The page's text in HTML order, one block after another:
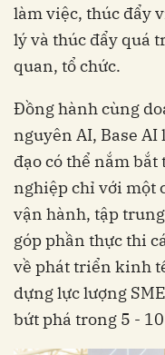
làm việc, thúc đẩy
lý và thúc đẩy quá
nguyên AI, ‏‏Base AI là giải pháp giúp các nhà lãnh
đạo có thể nắm
nghiệp chỉ với một
vận hành, tập
góp phần thực thi
về phát triển kinh tế
dựng lực lượng